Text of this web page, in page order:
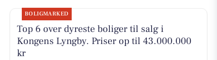
BOLIGMARKED
Top 6 over dyreste boliger til salg i
Kongens Lyngby. Priser op til 43.000.000
kr